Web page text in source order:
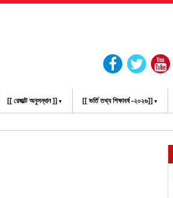
[[ রেজাল্ট অনুসন্ধান ]] [[ ভর্তি তথ্য শিক্ষাবর্ষ -২০২৬]]